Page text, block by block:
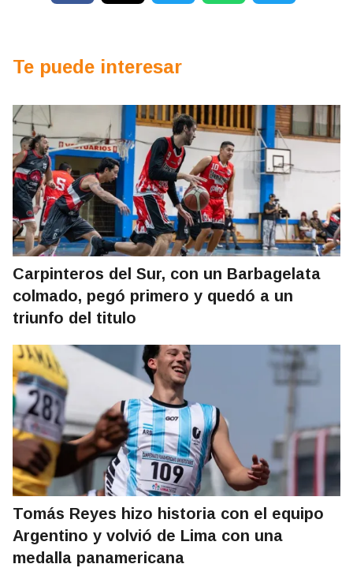
Te puede interesar
Carpinteros del Sur, con un Barbagelata
colmado, pegó primero y quedó a un
triunfo del titulo
Tomás Reyes hizo historia con el equipo
Argentino y volvió de Lima con una
medalla panamericana